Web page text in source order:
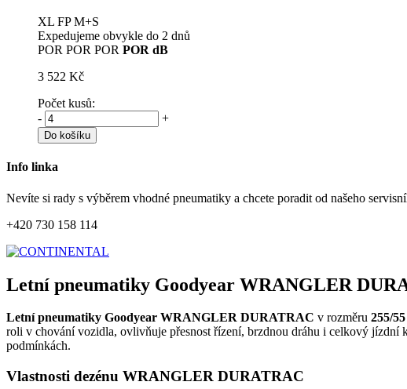
XL FP M+S
Expedujeme obvykle do 2 dnů
POR POR POR POR dB
3 522 Kč
Počet kusů:
-
+
Do košíku
Info linka
Nevíte si rady s výběrem vhodné pneumatiky a chcete poradit od našeho
+420 730 158 114
Letní pneumatiky Goodyear WRANGLER
Letní pneumatiky Goodyear WRANGLER DURATRAC v rozměru 255/
roli v chování vozidla, ovlivňuje přesnost řízení, brzdnou dráhu i celkový jízdní
podmínkách.
Vlastnosti dezénu WRANGLER DURATRAC